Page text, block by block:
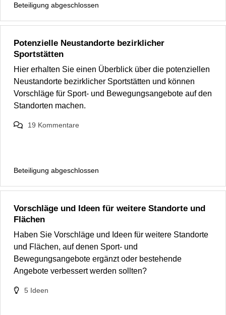
Beteiligung abgeschlossen
Potenzielle Neustandorte bezirklicher
Sportstätten
Hier erhalten Sie einen Überblick über die potenziellen
Neustandorte bezirklicher Sportstätten und können
Vorschläge für Sport- und Bewegungsangebote auf den
Standorten machen.
19 Kommentare
Beteiligung abgeschlossen
Vorschläge und Ideen für weitere Standorte und
Flächen
Haben Sie Vorschläge und Ideen für weitere Standorte
und Flächen, auf denen Sport- und
Bewegungsangebote ergänzt oder bestehende
Angebote verbessert werden sollten?
5 Ideen